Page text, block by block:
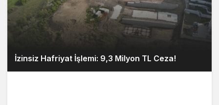
İzinsiz Hafriyat İşlemi: 9,3 Milyon TL Ceza!